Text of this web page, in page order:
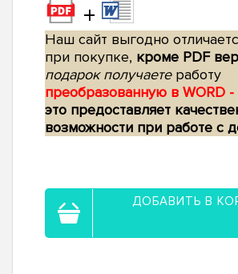
+
Наш сайт выгодно
при покупке, кроме PDF
подарок получаетеработу
преобразованную в WORD
это предоставляет
возможности при работе с
ДОБАВИТЬ В